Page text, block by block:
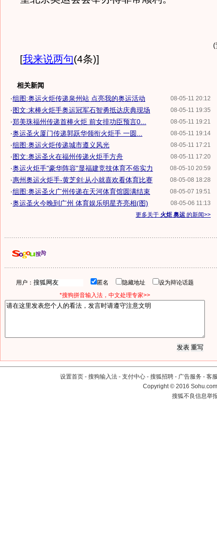
(
[我来说两句(4条)]
相关新闻
08-05-11 20:12
·组图:奥运火炬传递泉州站 点亮我的奥运活动
08-05-11 19:35
·图文:末棒火炬手奥运冠军石智勇抵达庆典现场
08-05-11 19:21
·郑美珠福州传递首棒火炬 前女排功臣预言0...
08-05-11 19:14
·奥运圣火厦门传递郭跃华领衔火炬手 一圆...
08-05-11 17:21
·组图:奥运火炬传递城市遵义风光
08-05-11 17:20
·图文:奥运圣火在福州传递火炬手方舟
08-05-10 20:59
·奥运火炬手"豪华阵容"显福建竞技体育不俗实力
08-05-08 18:28
·惠州奥运火炬手-黄芝剑:从小就喜欢看体育比赛
08-05-07 19:51
·组图:奥运圣火广州传递在天河体育馆圆满结束
08-05-06 11:13
·奥运圣火今晚到广州 体育娱乐明星齐亮相(图)
更多关于 火炬 奥运 的新闻>>
用户： 匿名 隐藏地址
设为辩论话题
*搜狗拼音输入法，中文处理专家>>
设置首页 - 搜狗输入法 - 支付中心 - 搜狐招聘 - 广告服务 - 客
Copyright©2016
搜狐不良信息举